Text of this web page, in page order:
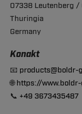
07338 Leutenberg /
Thuringia
Germany
Konakt
📧 products@boldr-
🌐https://
📞 +49 3673435487